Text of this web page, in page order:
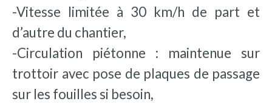
-Vitesse limitée à 30 km/h de part et
d’autre du chantier,
-Circulation piétonne : maintenue sur
trottoir avec pose de plaques de passage
sur les fouilles si besoin,